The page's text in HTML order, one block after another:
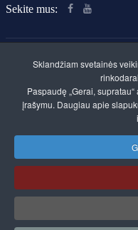
Sekite mus:
A.s.
Sklandžiam svetainės
Paspaudę „Gerai,
įrašymu. Daugiau apie